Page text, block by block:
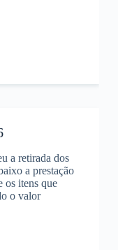
a retirada dos
a prestação
os itens que
o valor